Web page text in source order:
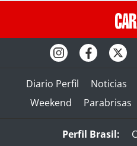
Diario Perfil Noticias
Weekend
Parabrisas
Perfil Brasil: